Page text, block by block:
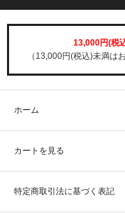
13,000円(税
（13,000円(税込)未満は
ホーム
カートを見る
特定商取引法に基づく表記